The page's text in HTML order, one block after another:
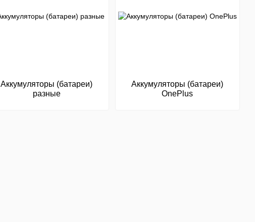
Аккумуляторы (батареи)
разные
Аккумуляторы (батареи)
OnePlus